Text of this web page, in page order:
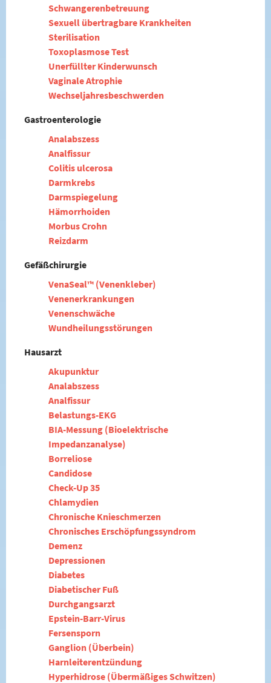
Schwangerenbetreuung
Sexuell übertragbare Krankheiten
Sterilisation
Toxoplasmose Test
Unerfüllter Kinderwunsch
Vaginale Atrophie
Wechseljahresbeschwerden
Gastroenterologie
Analabszess
Analfissur
Colitis ulcerosa
Darmkrebs
Darmspiegelung
Hämorrhoiden
Morbus Crohn
Reizdarm
Gefäßchirurgie
VenaSeal™ (Venenkleber)
Venenerkrankungen
Venenschwäche
Wundheilungsstörungen
Hausarzt
Akupunktur
Analabszess
Analfissur
Belastungs-EKG
BIA-Messung (Bioelektrische
Impedanzanalyse)
Borreliose
Candidose
Check-Up 35
Chlamydien
Chronische Knieschmerzen
Chronisches Erschöpfungssyndrom
Demenz
Depressionen
Diabetes
Diabetischer Fuß
Durchgangsarzt
Epstein-Barr-Virus
Fersensporn
Ganglion (Überbein)
Harnleiterentzündung
Hyperhidrose (Übermäßiges Schwitzen)